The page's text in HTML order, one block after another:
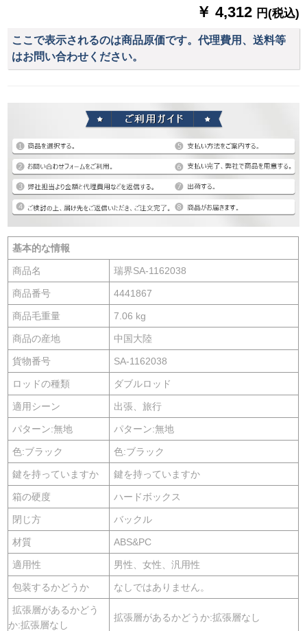
￥ 4,312 円(税込)
ここで表示されるのは商品原価です。代理費用、送料等
はお問い合わせください。
基本的な情報
商品名 瑞界SA-1162038
商品番号 4441867
商品毛重量 7.06 kg
商品の産地 中国大陸
貨物番号 SA-1162038
ロッドの種類 ダブルロッド
適用シーン 出張、旅行
パターン:無地 パターン:無地
色:ブラック 色:ブラック
鍵を持っていますか 鍵を持っていますか
箱の硬度 ハードボックス
閉じ方 バックル
材質 ABS&PC
適用性 男性、女性、汎用性
包装するかどうか なしではありません。
拡張層があるかどう
か:拡張層なし
拡張層があるかどうか:拡張層なし